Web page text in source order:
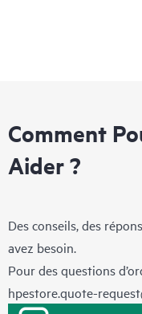
Comment
Aider ?
Des conseils, des
avez besoin.
Pour des questions
hpestore.quote-